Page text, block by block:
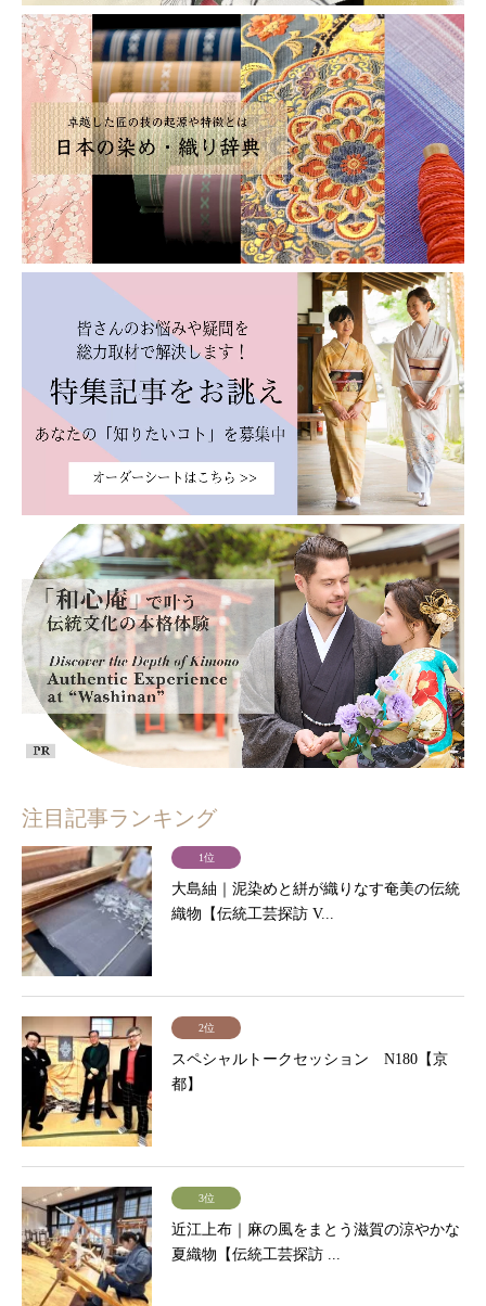
注目記事ランキング
1位
大島紬｜泥染めと絣が織りなす奄美の伝統
織物【伝統工芸探訪 V...
2位
スペシャルトークセッション N180【京
都】
3位
近江上布｜麻の風をまとう滋賀の涼やかな
夏織物【伝統工芸探訪 ...